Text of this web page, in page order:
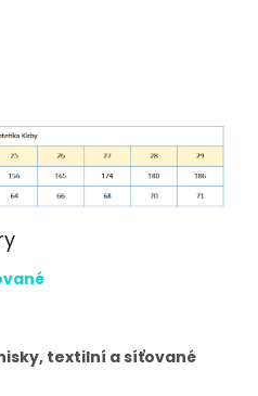
textilní a síťované